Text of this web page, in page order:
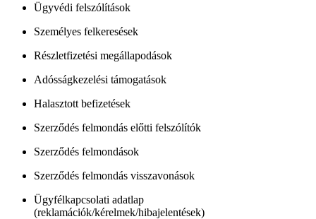
Ügyvédi felszólítások
Személyes felkeresések
Részletfizetési megállapodások
Adósságkezelési támogatások
Halasztott befizetések
Szerződés felmondás előtti felszólítók
Szerződés felmondások
Szerződés felmondás visszavonások
Ügyfélkapcsolati adatlap
(reklamációk/kérelmek/hibajelentések)